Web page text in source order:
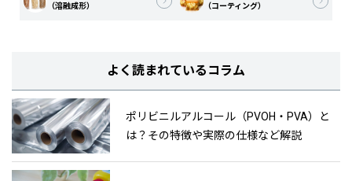
（溶融成形）
（コーティング）
よく読まれているコラム
ポリビニルアルコール（PVOH・PVA）と
は？その特徴や実際の仕様など解説